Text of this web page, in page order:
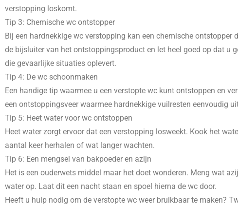
verstopping loskomt.
Tip 3: Chemische wc ontstopper
Bij een hardnekkige wc verstopping kan een chemische
de bijsluiter van het ontstoppingsproduct en let heel goed op dat u
die gevaarlijke situaties oplevert.
Tip 4: De wc schoonmaken
Een handige tip waarmee u een verstopte wc kunt ontstoppen en
een ontstoppingsveer waarmee hardnekkige vuilresten eenvoudig
Tip 5: Heet water voor wc ontstoppen
Heet water zorgt ervoor dat een verstopping losweekt. Kook het
aantal keer herhalen of wat langer wachten.
Tip 6: Een mengsel van bakpoeder en azijn
Het is een ouderwets middel maar het doet wonderen. Meng wat
water op. Laat dit een nacht staan en spoel hierna de wc door.
Heeft u hulp nodig om de verstopte wc weer bruikbaar te maken?